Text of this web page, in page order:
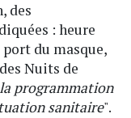
des
: heure
du masque,
Nuits de
la programmation
sanitaire".